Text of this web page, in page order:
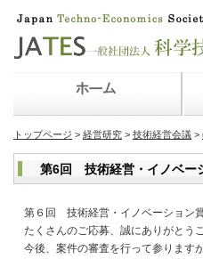
トップページ > 経営研究 > 技術経営会議 >
第6回 技術経営・イノベー
第６回 技術経営・イノベーション
たくさんのご応募、誠にありがとう
今後、案件の審査を行って参ります